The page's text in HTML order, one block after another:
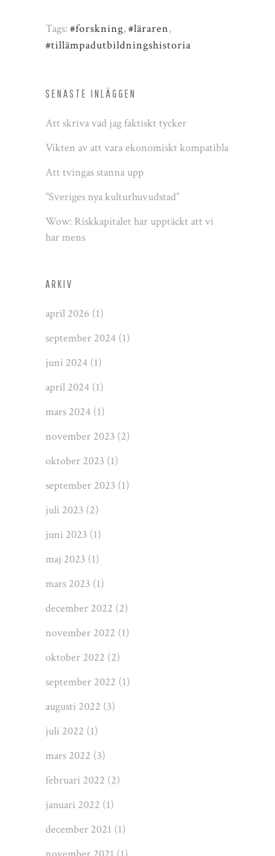
Tags: #forskning,#läraren,
#tillämpadutbildningshistoria
SENASTE INLÄGGEN
Att skriva vad jag faktiskt tycker
Vikten av att vara ekonomiskt kompatibla
Att tvingas stanna upp
”Sveriges nya kulturhuvudstad”
Wow: Riskkapitalet har upptäckt att vi
har mens
ARKIV
april 2026 (1)
september 2024 (1)
juni 2024 (1)
april 2024 (1)
mars 2024 (1)
november 2023 (2)
oktober 2023 (1)
september 2023 (1)
juli 2023 (2)
juni 2023 (1)
maj 2023 (1)
mars 2023 (1)
december 2022 (2)
november 2022 (1)
oktober 2022 (2)
september 2022 (1)
augusti 2022 (3)
juli 2022 (1)
mars 2022 (3)
februari 2022 (2)
januari 2022 (1)
december 2021 (1)